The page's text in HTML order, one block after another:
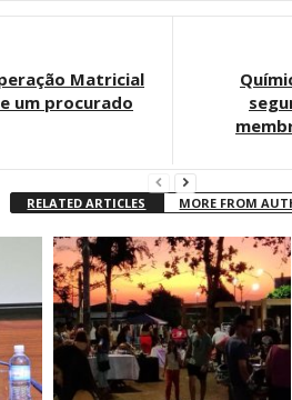
Matricial
um procurado
RELATED ARTICLES MORE FROM